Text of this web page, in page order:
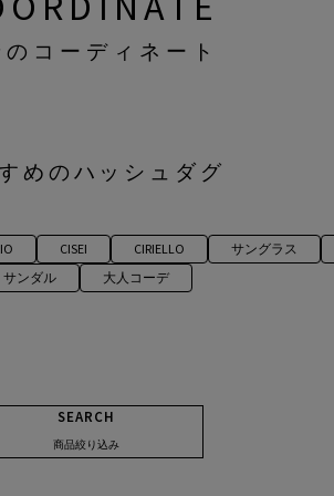
コーディネート
めのハッシュダグ
CISEI CIRIELLO サングラス
サンダル
大人コーデ
SEARCH
商品絞り込み